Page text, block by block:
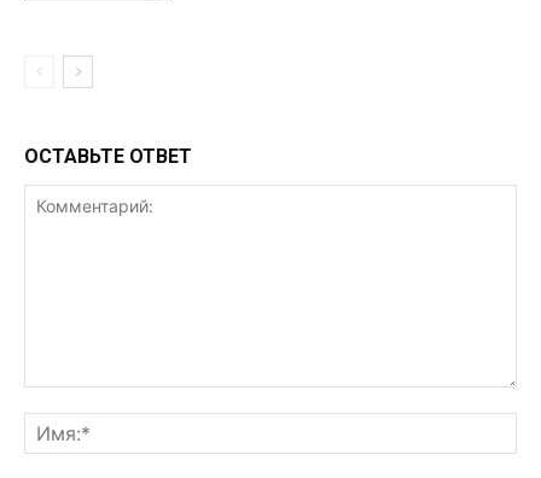
ОСТАВЬТЕ ОТВЕТ